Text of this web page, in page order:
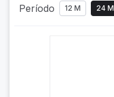
Período 12 M 24 M